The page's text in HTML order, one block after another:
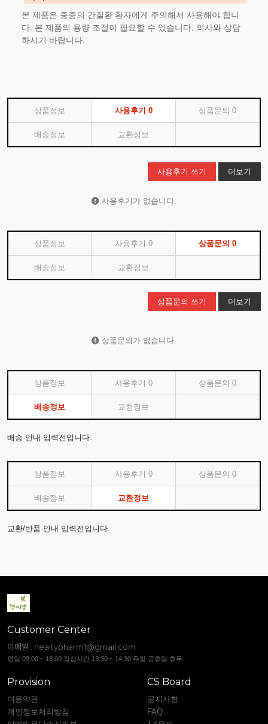
본 제품은 중증의 간질환 환자에게 주의해서 사용해야 합니
다. 본 제품의 용량 조절이 필요할 수 있습니다. 의사와 상담
하시기 바랍니다.
상품정보 사용후기 0 상품문의0
배송정보 교환정보
사용후기 쓰기 더보기
사용후기가 없습니다.
상품정보 사용후기 0 상품문의0
배송정보 교환정보
상품문의 쓰기 더보기
상품문의가 없습니다.
상품정보 사용후기 0 상품문의0
배송정보 교환정보
배송 안내 입력전입니다.
상품정보 사용후기 0 상품문의0
배송정보 교환정보
교환/반품 안내 입력전입니다.
Customer Center
이메일 : healtypharm1@gmail.com
평일 09:00 ~ 18:00 점심시간 13:30 ~ 14:30 주말 공휴일 휴무
Provision
이용약관
개인정보처리방침
CS Board
공지사항
FAQ